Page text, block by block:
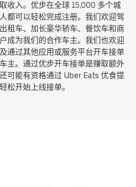
收入。优步在全球 15,000 多个城
都可以轻松完成注册。我们欢迎驾
租车、加长豪华轿车、餐饮车和商
成为我们的合作车主。我们也欢迎
通过其他应用或服务平台开车接单
主。通过优步开车接单是赚取额外
可能有资格通过 Uber Eats 优食提
松开始上线接单。